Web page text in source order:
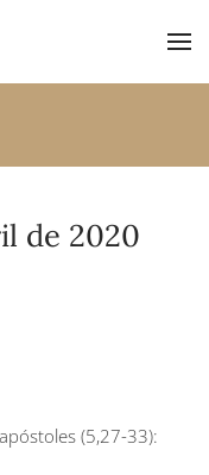
de 2020
(5,27-33):